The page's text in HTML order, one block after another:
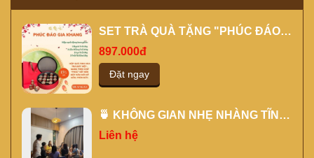
SET TRÀ QUÀ TẶNG "PHÚC ĐÁO
GIA KHANG" MÀU ĐỎ
897.000đ
Đặt ngay
🍵 KHÔNG GIAN NHẸ NHÀNG TĨNH
TÂM CHO CÁC BUỔI ĐÀO TẠO
Liên hệ